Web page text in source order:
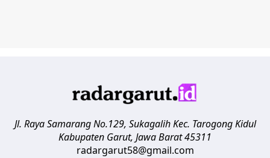
Jl. Raya Samarang No.129, Sukagalih Kec. Tarogong Kidul
Kabupaten Garut, Jawa Barat45311
radargarut58@gmail.com